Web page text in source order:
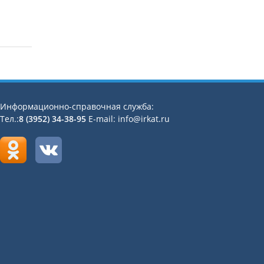
Информационно-справочная служба:
Тел.:8 (3952) 34-38-95 E-mail: info@irkat.ru